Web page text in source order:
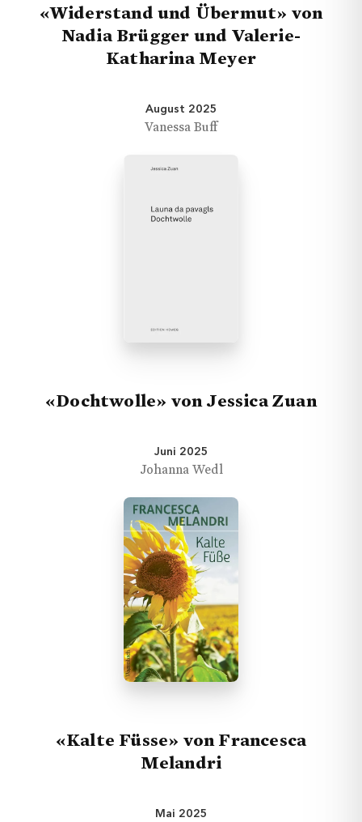
«Widerstand und Übermut» von
Nadia Brügger und Valerie-
Katharina Meyer
August 2025
Vanessa Buff
«Dochtwolle» von Jessica Zuan
Juni 2025
Johanna Wedl
«Kalte Füsse» von Francesca
Melandri
Mai 2025